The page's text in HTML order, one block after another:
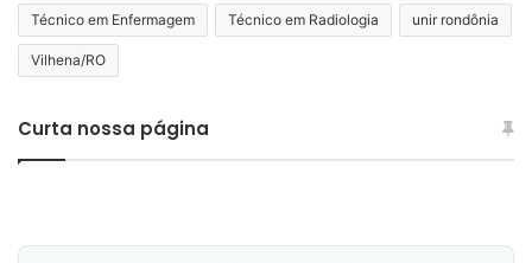
Técnico em Enfermagem Técnico em Radiologia unir rondônia
Vilhena/RO
Curta nossa página